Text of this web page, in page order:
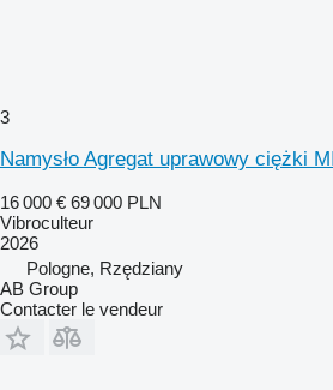
3
Namysło Agregat uprawowy ciężki
16 000 € 69 000 PLN
Vibroculteur
2026
Pologne, Rzędziany
AB Group
Contacter le vendeur